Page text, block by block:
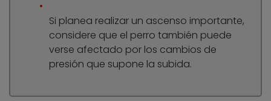
Si planea realizar un ascenso importante,
considere que el perro también puede
verse afectado por los cambios de
presión que supone la subida.